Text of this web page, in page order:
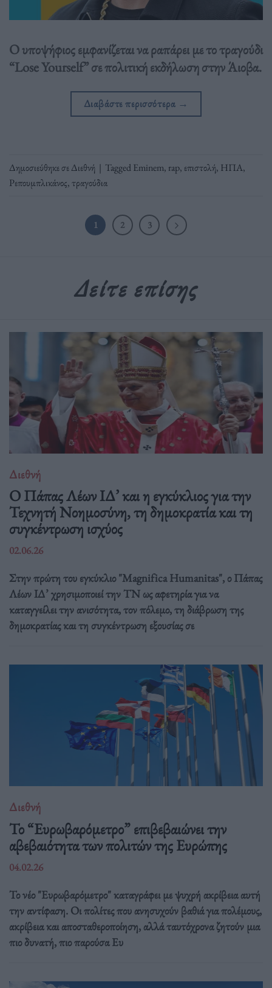
Ο υποψήφιος εμφανίζεται να ραπάρει με το τραγούδι
“Lose Yourself” σε πολιτική εκδήλωση στην Άιοβα.
Διαβάστε περισσότερα →
Δημοσιεύθηκε σεΔιεθνή | TaggedEminem, rap, επιστολή, ΗΠΑ,
Ρεπουμπλικάνος,τραγούδια
1 2 3
Δείτε επίσης
Διεθνή
Ο Πάπας Λέων ΙΔ’ και η εγκύκλιος για την
Τεχνητή Νοημοσύνη, τη δημοκρατία και τη
συγκέντρωση ισχύος
02.06.26
Στην πρώτη του εγκύκλιο "Magnifica Humanitas", ο Πάπας
Λέων ΙΔ’ χρησιμοποιεί την ΤΝ ως αφετηρία για να
καταγγείλει την ανισότητα, τον πόλεμο, τη διάβρωση της
δημοκρατίας και τη συγκέντρωση εξουσίας σε
Διεθνή
Το “Ευρωβαρόμετρο” επιβεβαιώνει την
αβεβαιότητα των πολιτών της Ευρώπης
04.02.26
Το νέο "Ευρωβαρόμετρο" καταγράφει με ψυχρή ακρίβεια αυτή
την αντίφαση. Oι πολίτες που ανησυχούν βαθιά για πολέμους,
ακρίβεια και αποσταθεροποίηση, αλλά ταυτόχρονα ζητούν μια
πιο δυνατή, πιο παρούσα Ευ